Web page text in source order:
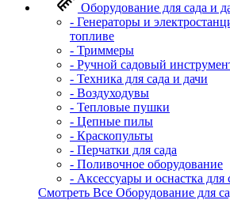
Оборудование для сада и
- Генераторы и
топливе
- Триммеры
- Ручной садовый
- Техника для сада и дачи
- Воздуходувы
- Тепловые пушки
- Цепные пилы
- Краскопульты
- Перчатки для сада
- Поливочное оборудование
- Аксессуары и оснастка для
Смотреть Все Оборудование для